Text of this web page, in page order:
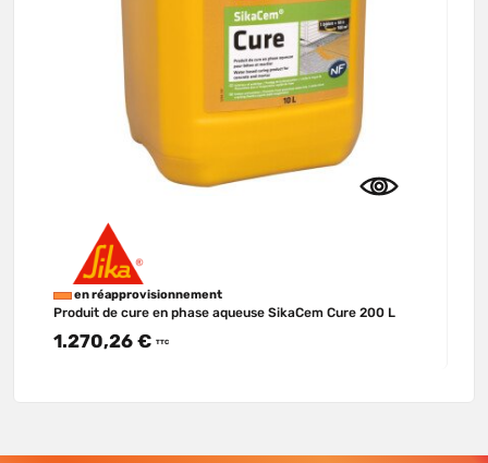
en réapprovisionnement
Produit de cure en phase aqueuse SikaCem Cure 200 L
1.270,26 € TTC